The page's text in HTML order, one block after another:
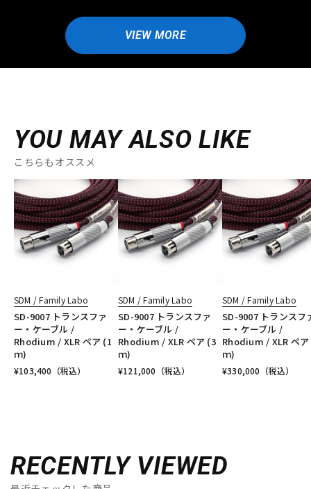
VIEW MORE
YOU MAY ALSO LIKE
こちらもオススメ
SDM / Family Labo
SD-9007 トランスファ
ー・ケーブル /
Rhodium / XLR ペア (1
ｍ)
¥103,400 （税込）
SDM / Family Labo
SD-9007 トランスファ
ー・ケーブル /
Rhodium / XLR ペア (3
ｍ)
¥121,000 （税込）
SDM / Family Labo
SD-9007 トランスフ
ー・ケーブル /
Rhodium / XLR ペ
ｍ)
¥330,000 （税込）
RECENTLY VIEWED